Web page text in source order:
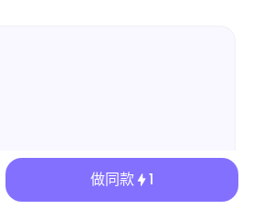
做同款 1